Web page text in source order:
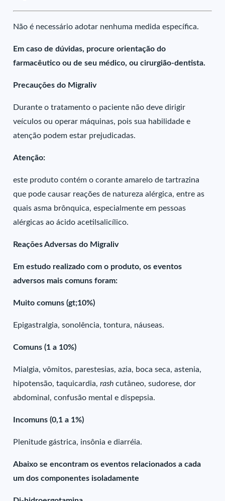
Não é necessário adotar nenhuma medida específica.
Em caso de dúvidas, procure orientação do
farmacêutico ou de seu médico, ou cirurgião-dentista.
Precauções do Migraliv
Durante o tratamento o paciente não deve dirigir
veículos ou operar máquinas, pois sua habilidade e
atenção podem estar prejudicadas.
Atenção:
este produto contém o corante amarelo de tartrazina
que pode causar reações de natureza alérgica, entre as
quais asma brônquica, especialmente em pessoas
alérgicas ao ácido acetilsalicílico.
Reações Adversas do Migraliv
Em estudo realizado com o produto, os eventos
adversos mais comuns foram:
Muito comuns (gt;10%)
Epigastralgia, sonolência, tontura, náuseas.
Comuns (1 a 10%)
Mialgia, vômitos, parestesias, azia, boca seca, astenia,
hipotensão, taquicardia,rashcutâneo, sudorese, dor
abdominal, confusão mental e dispepsia.
Incomuns (0,1 a 1%)
Plenitude gástrica, insônia e diarréia.
Abaixo se encontram os eventos relacionados a cada
um dos componentes isoladamente